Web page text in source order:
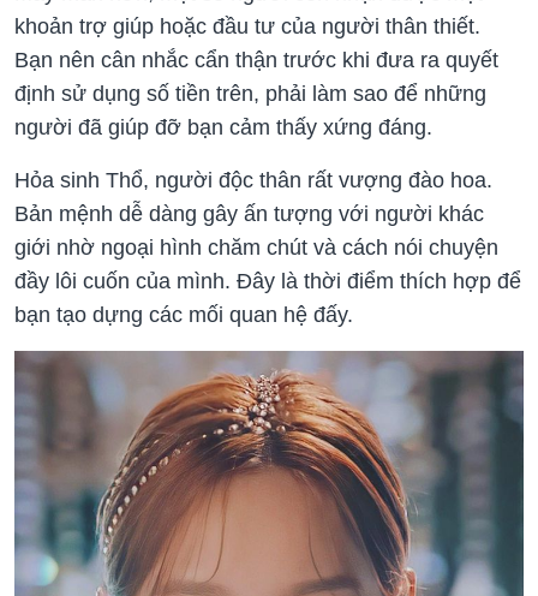
khoản trợ giúp hoặc đầu tư của người thân thiết.
Bạn nên cân nhắc cẩn thận trước khi đưa ra quyết
định sử dụng số tiền trên, phải làm sao để những
người đã giúp đỡ bạn cảm thấy xứng đáng.
Hỏa sinh Thổ, người độc thân rất vượng đào hoa.
Bản mệnh dễ dàng gây ấn tượng với người khác
giới nhờ ngoại hình chăm chút và cách nói chuyện
đầy lôi cuốn của mình. Đây là thời điểm thích hợp để
bạn tạo dựng các mối quan hệ đấy.